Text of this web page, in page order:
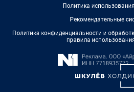
Политика
Рекомендательные
Политика конфиденциальности и
правила